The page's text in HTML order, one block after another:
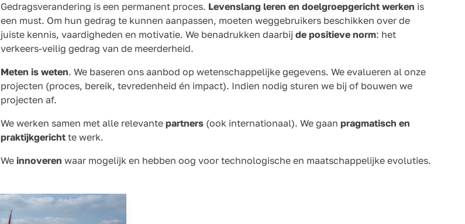
Gedragsverandering is een permanent proces. Levenslang leren en doelgroepgericht werken is
een must. Om hun gedrag te kunnen aanpassen, moeten weggebruikers beschikken over de
juiste kennis, vaardigheden en motivatie. We benadrukken daarbij de positieve norm: het
verkeers-veilig gedrag van de meerderheid.
Meten is weten. We baseren ons aanbod op wetenschappelijke gegevens. We evalueren al onze
projecten (proces, bereik, tevredenheid én impact). Indien nodig sturen we bij of bouwen we
projecten af.
We werken samen met alle relevante partners (ook internationaal). We gaan pragmatisch en
praktijkgericht te werk.
We innoveren waar mogelijk en hebben oog voor technologische en maatschappelijke evoluties.